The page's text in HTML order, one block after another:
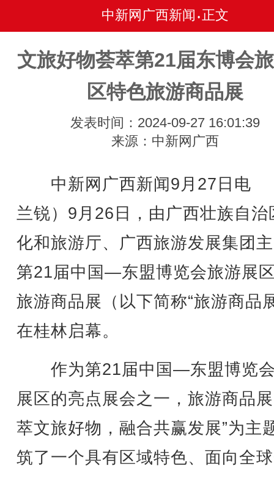
中新网广西新闻 • 正文
文旅好物荟萃第21届东博会
区特色旅游商品展
发表时间：2024-09-27 16:01:39
来源：中新网广西
中新网广西新闻9月27日电
兰锐）9月26日，由广西壮族自治
化和旅游厅、广西旅游发展集团
第21届中国—东盟博览会旅游展
旅游商品展（以下简称“旅游商品
在桂林启幕。
作为第21届中国—东盟博览
展区的亮点展会之一，旅游商品
萃文旅好物，融合共赢发展”为主
筑了一个具有区域特色、面向全